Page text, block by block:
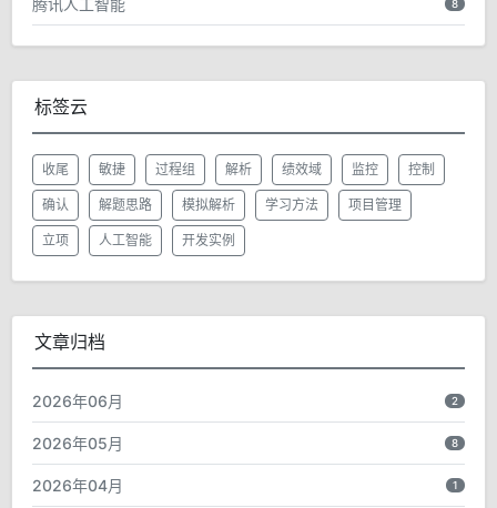
腾讯人工智能 8
标签云
收尾 敏捷 过程组 解析 绩效域 监控 控制
确认 解题思路 模拟解析 学习方法 项目管理
立项 人工智能 开发实例
文章归档
2026年06月 2
2026年05月 8
2026年04月 1